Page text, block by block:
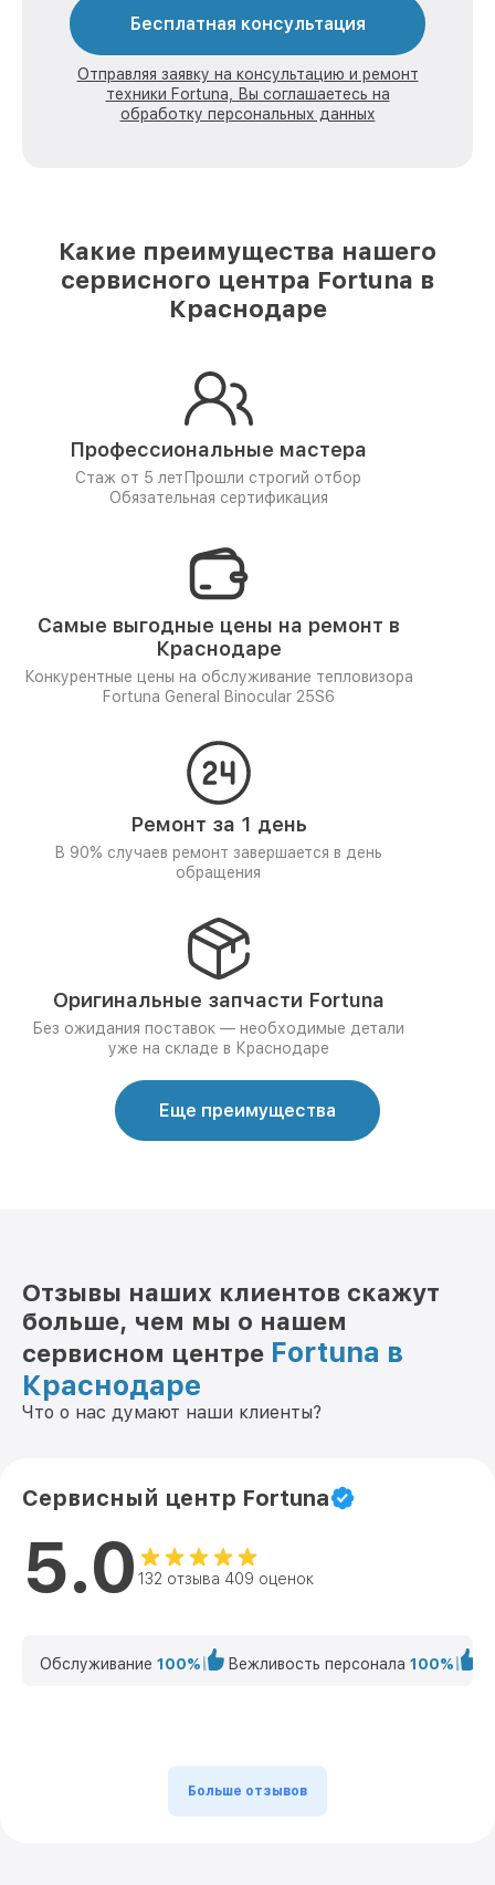
Бесплатная консультация
Отправляя заявку на консультацию и ремонт
техники Fortuna, Вы соглашаетесь на
обработку персональных данных
Какие преимущества нашего
сервисного центра Fortuna в
Краснодаре
Профессиональные мастера
Стаж от 5 лет Прошли строгий отбор
Обязательная сертификация
Самые выгодные цены на ремонт в
Краснодаре
Конкурентные цены на обслуживание тепловизора
Fortuna General Binocular 25S6
Ремонт за 1 день
В 90% случаев ремонт завершается в день
обращения
Оригинальные запчасти Fortuna
Без ожидания поставок — необходимые детали
уже на складе в Краснодаре
Еще преимущества
Отзывы наших клиентов скажут
больше, чем мы о нашем
сервисном центре Fortuna в
Краснодаре
Что о нас думают наши клиенты?
Сервисный центр Fortuna
5.0 132 отзыва 409 оценок
Обслуживание 100% Вежливость персонала 100%
Больше отзывов